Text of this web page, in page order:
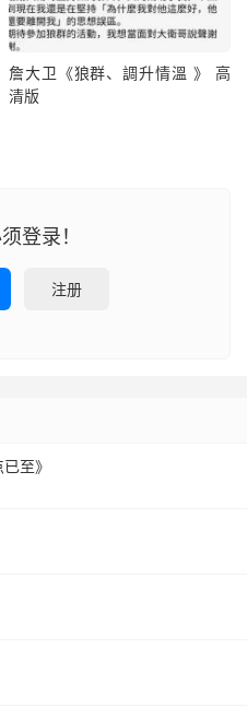
詹大卫《狼群、調升情‬溫 》 高
清版
登录！
注册
至》